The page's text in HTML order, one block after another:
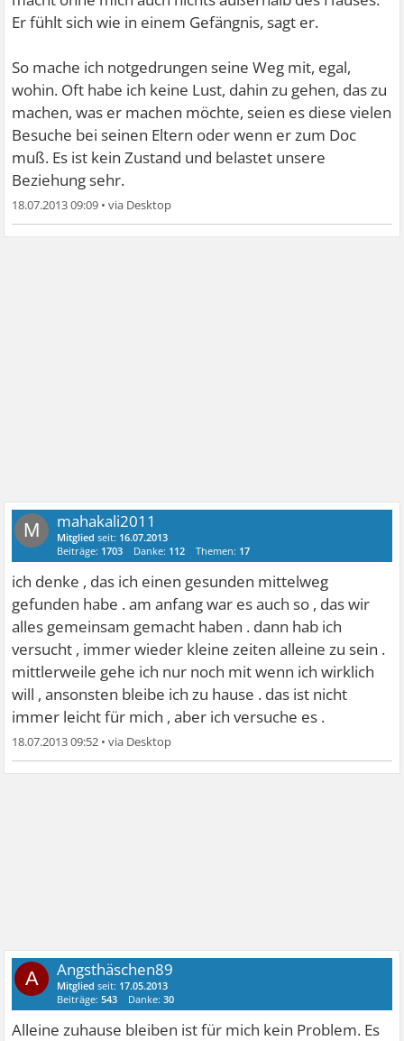
Er fühlt sich wie in einem Gefängnis, sagt er.
So mache ich notgedrungen seine Weg mit, egal,
wohin. Oft habe ich keine Lust, dahin zu gehen, das zu
machen, was er machen möchte, seien es diese vielen
Besuche bei seinen Eltern oder wenn er zum Doc
muß. Es ist kein Zustand und belastet unsere
Beziehung sehr.
18.07.2013 09:09 •
M mahakali2011
Mitglied seit: 16.07.2013
Beiträge: 1703 Danke: 112 Themen: 17
ich denke , das ich einen gesunden mittelweg
gefunden habe . am anfang war es auch so , das wir
alles gemeinsam gemacht haben . dann hab ich
versucht , immer wieder kleine zeiten alleine zu sein .
mittlerweile gehe ich nur noch mit wenn ich wirklich
will , ansonsten bleibe ich zu hause . das ist nicht
immer leicht für mich , aber ich versuche es .
18.07.2013 09:52 •
A Angsthäschen89
Mitglied seit: 17.05.2013
Beiträge:543 Danke:30
Alleine zuhause bleiben ist für mich kein Problem. Es